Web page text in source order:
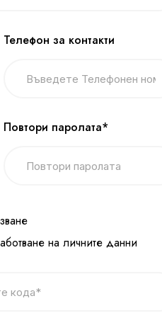
Телефон за контакти
Повтори паролата*
на личните данни